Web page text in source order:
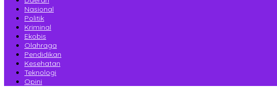
Nasional
Politik
Kriminal
Ekobis
Olahraga
Pendidikan
Kesehatan
Teknologi
Opini